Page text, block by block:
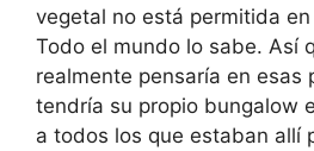
vegetal no está permitida
Todo el mundo lo sabe. Así
realmente pensaría en esas
tendría su propio bungalow
a todos los que estaban allí